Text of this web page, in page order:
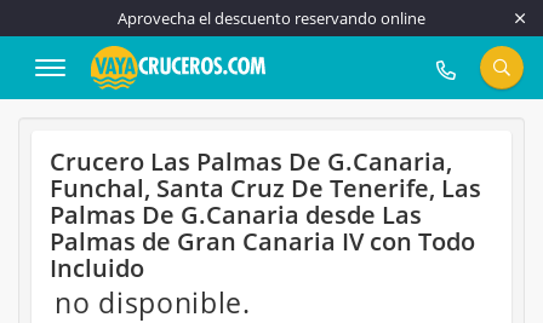
Aprovecha el descuento reservando online
917 815 555
Crucero Las Palmas De G.Canaria,
Funchal, Santa Cruz De Tenerife, Las
Palmas De G.Canaria desde Las
Palmas de Gran Canaria IV con Todo
Incluido
no disponible.